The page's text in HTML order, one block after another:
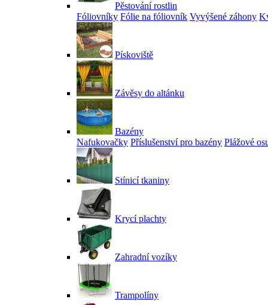
Pěstování rostlin
Fóliovníky Fólie na fóliovník Vyvýšené záhony
Pískoviště
Závěsy do altánku
Bazény
Nafukovačky Příslušenství pro bazény Plážové
Stínicí tkaniny
Krycí plachty
Zahradní vozíky
Trampolíny